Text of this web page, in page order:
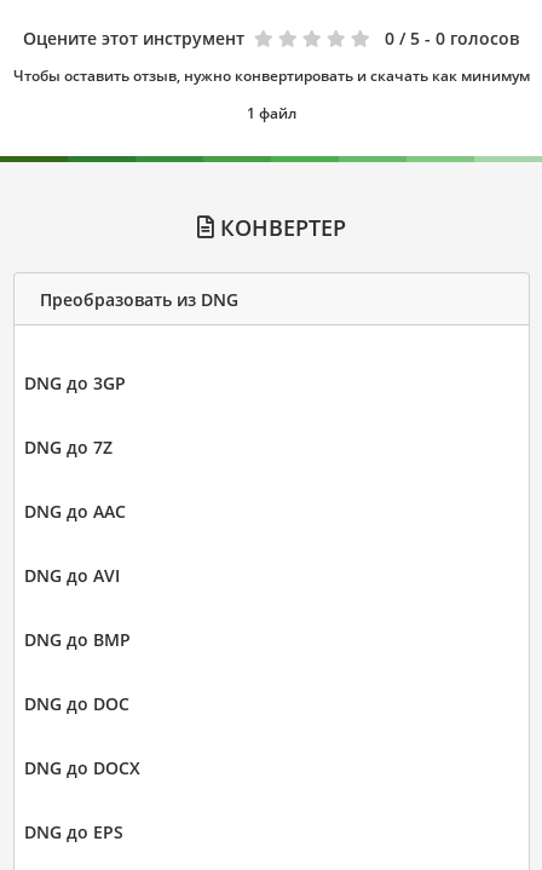
Оцените этот инструмент 0 / 5 - 0 голосов
Чтобы оставить отзыв, нужно конвертировать и скачать как минимум
1 файл
КОНВЕРТЕР
Преобразовать из DNG
DNG до 3GP
DNG до 7Z
DNG до AAC
DNG до AVI
DNG до BMP
DNG до DOC
DNG до DOCX
DNG до EPS